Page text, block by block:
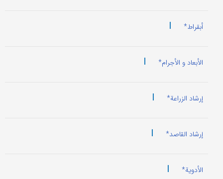
أبقراط* |
الأبعاد و الأجرام* |
إرشاد الزراعة* |
إرشاد القاصد* |
الأدویة* |